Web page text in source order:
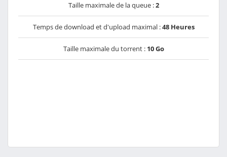
Taille maximale de la queue :2
Temps de download et d'upload maximal :48 Heures
Taille maximale du torrent : 10 Go